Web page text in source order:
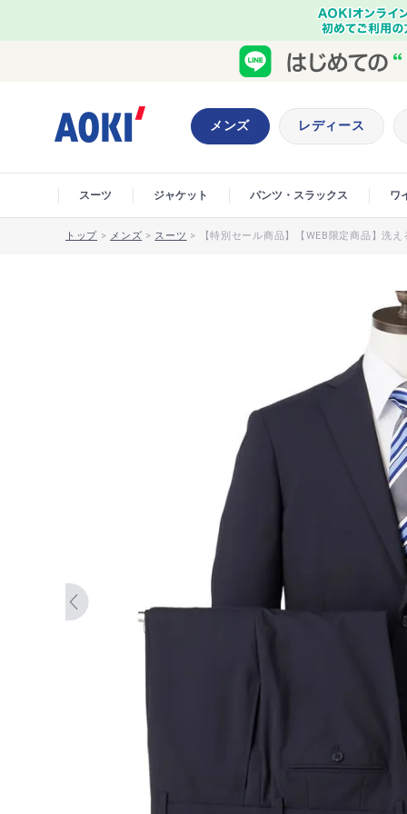
メンズ レディース
スーツ ジャケット パンツ・スラックス ワ
トップ > メンズ > スーツ > 【特別セール商品】【WEB限定商品】洗